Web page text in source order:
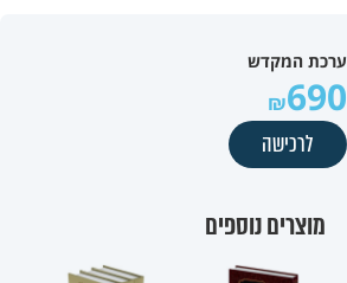
ערכת המקדש
690
לרכישה
מוצרים נוספים